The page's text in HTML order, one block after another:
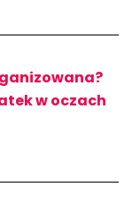
w oczach